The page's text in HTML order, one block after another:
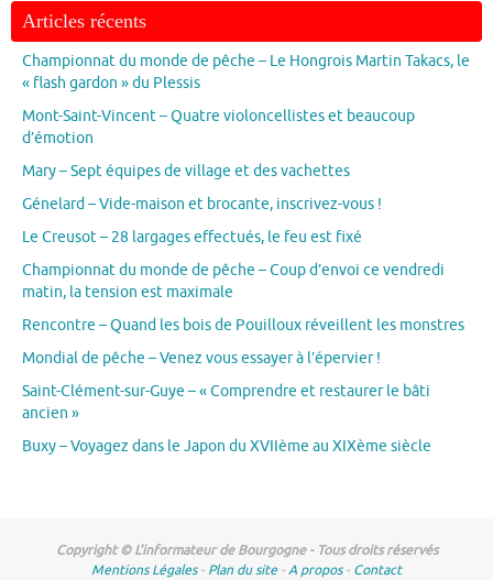
Articles récents
Championnat du monde de pêche – Le Hongrois Martin Takacs, le
« flash gardon » du Plessis
Mont-Saint-Vincent – Quatre violoncellistes et beaucoup
d’émotion
Mary – Sept équipes de village et des vachettes
Génelard – Vide-maison et brocante, inscrivez-vous !
Le Creusot – 28 largages effectués, le feu est fixé
Championnat du monde de pêche – Coup d’envoi ce vendredi
matin, la tension est maximale
Rencontre – Quand les bois de Pouilloux réveillent les monstres
Mondial de pêche – Venez vous essayer à l’épervier !
Saint-Clément-sur-Guye – « Comprendre et restaurer le bâti
ancien »
Buxy – Voyagez dans le Japon du XVIIème au XIXème siècle
Copyright © L'informateur de Bourgogne - Tous droits réservés
Mentions Légales- Plan du site -A propos- Contact